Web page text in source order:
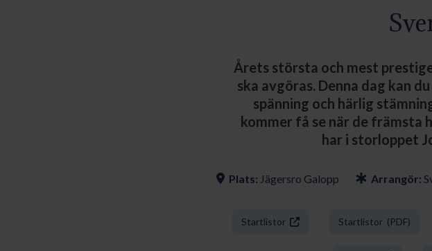
Årets största och mest
ska avgöras. Denna dag kan
spänning och härlig
kommer få se när de främsta
har i storloppet
Plats: Jägersro Galopp Arrangör:
Startlistor Startlistor (PDF)